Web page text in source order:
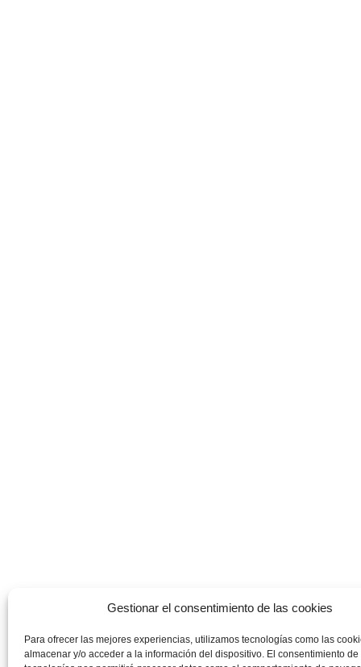
Gestionar el consentimiento de las cookies
Para ofrecer las mejores experiencias, utilizamos tecnologías como las
almacenar y/o acceder a la información del dispositivo. El consentimiento de